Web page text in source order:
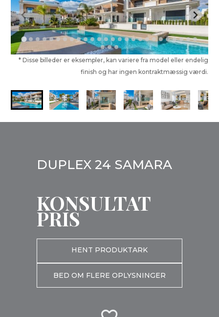
* Disse billeder er eksempler, kan variere fra model eller endelig
finish og har ingen kontraktmæssig værdi.
DUPLEX 24 SAMARA
KONSULTAT
PRIS
HENT PRODUKTARK
BED OM FLERE OPLYSNINGER